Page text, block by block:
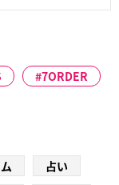
7ORDER
占い